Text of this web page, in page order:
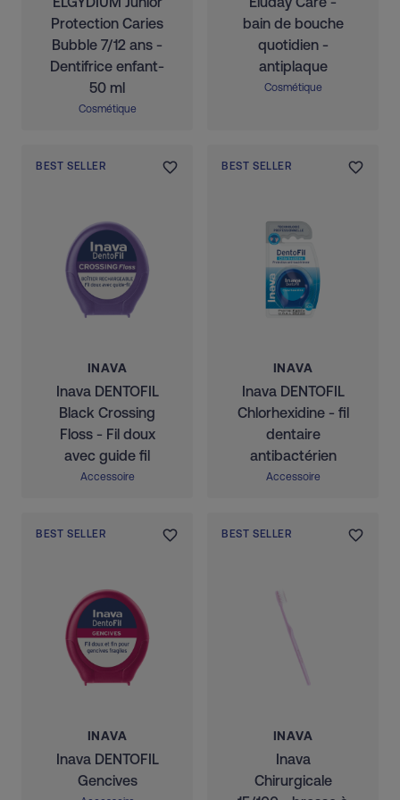
Protection Caries
Bubble 7/12 ans -
Dentifrice enfant-
50 ml
Cosmétique
bain de bouche
quotidien -
antiplaque
Cosmétique
BEST SELLER
INAVA
Inava DENTOFIL
Black Crossing
Floss - Fil doux
avec guide fil
Accessoire
BEST SELLER
INAVA
Inava DENTOFIL
Chlorhexidine - fil
dentaire
antibactérien
Accessoire
BEST SELLER
INAVA
Inava DENTOFIL
Gencives
BEST SELLER
INAVA
Inava
Chirurgicale